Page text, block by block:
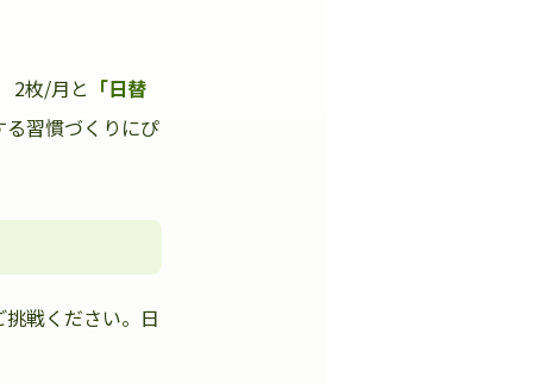
2枚/月と 「日替
習慣づくりにぴ
戦ください。日